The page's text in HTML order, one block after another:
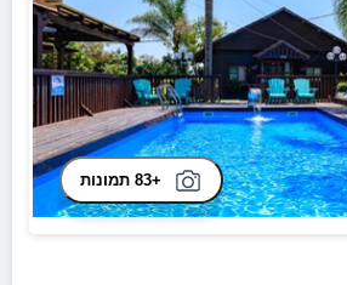
+83 תמונות